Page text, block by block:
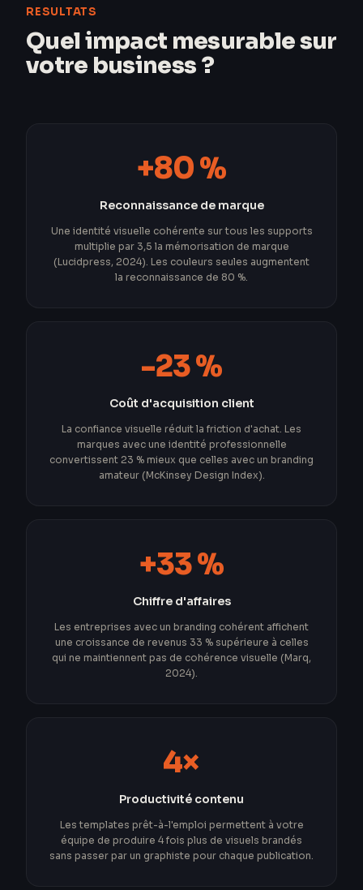
RESULTATS
Quel impact mesurable sur
votre business ?
+80 %
Reconnaissance de marque
Une identité visuelle cohérente sur tous les supports
multiplie par 3,5 la mémorisation de marque
(Lucidpress, 2024). Les couleurs seules augmentent
la reconnaissance de 80 %.
-23 %
Coût d'acquisition client
La confiance visuelle réduit la friction d'achat. Les
marques avec une identité professionnelle
convertissent 23 % mieux que celles avec un branding
amateur (McKinsey Design Index).
+33 %
Chiffre d'affaires
Les entreprises avec un branding cohérent affichent
une croissance de revenus 33 % supérieure à celles
qui ne maintiennent pas de cohérence visuelle (Marq,
2024).
4×
Productivité contenu
Les templates prêt-à-l'emploi permettent à votre
équipe de produire 4 fois plus de visuels brandés
sans passer par un graphiste pour chaque publication.